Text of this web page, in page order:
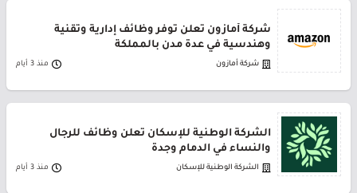
شركة أمازون تعلن توفر وظائف إدارية وتقنية
وهندسية في عدة مدن بالمملكة
شركة أمازون منذ 3 أيام
الشركة الوطنية للإسكان تعلن وظائف للرجال
والنساء في الدمام وجدة
الشركة الوطنية للإسكان منذ 3 أيام